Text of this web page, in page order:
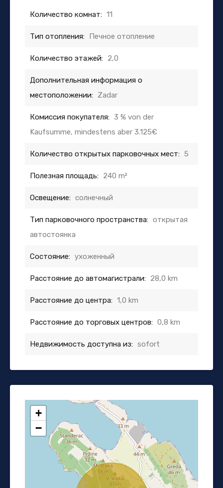
Количество комнат: 11
Тип отопления: Печное отопление
Количество этажей: 2,0
Дополнительная информация о
местоположении: Zadar
Комиссия покупателя: 3 % von der
Kaufsumme, mindestens aber 3.125€
Количество открытых парковочных мест: 5
Полезная площадь: 240 m²
Освещение: солнечный
Тип парковочного пространства: открытая
автостоянка
Состояние: ухоженный
Расстояние до автомагистрали: 28,0 km
Расстояние до центра: 1,0 km
Расстояние до торговых центров: 0,8 km
Недвижимость доступна из: sofort
+
−